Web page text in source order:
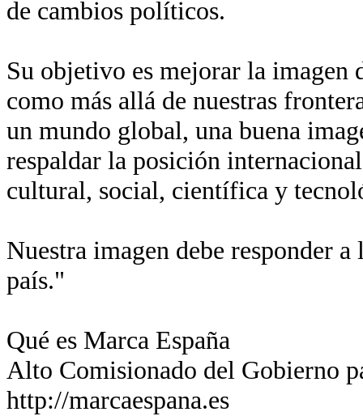
de cambios políticos.
Su objetivo es mejorar la imagen
como más allá de nuestras
un mundo global, una buena
respaldar la posición
cultural, social, científica y
Nuestra imagen debe responder
país."
Qué es Marca España
Alto Comisionado del Gobierno
http://marcaespana.es